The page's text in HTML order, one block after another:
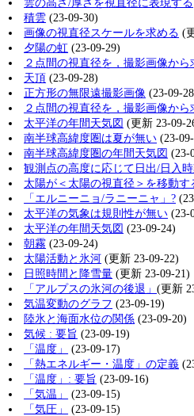
積雲 (23-09-30)
画像の視直径スケールを求める (
夕陽の虹 (23-09-29)
２点間の視直径を，撮影画像から
天頂 (23-09-28)
正方形の無限遠撮影画像 (23-09-
２点間の視直径を，撮影画像から
太平洋の年間天気図 (更新 23-09-
南半球高緯度圏は夏が無い (23-
南半球高緯度圏の年間天気図 (23-
観測点の高度に応じて日出/日入
太陽が＜太陽の視直径＞を移動す
「エルニーニョ/ラニーニャ」?
太平洋の気象は規則性が無い (23-
太平洋の年間天気図 (23-09-24)
朝霧 (23-09-24)
太陽活動と氷河 (更新 23-09-22)
日照時間と降雪量 (更新 23-09-21)
「アルプスの氷河の後退」(更新
気温変動のグラフ (23-09-19)
陸氷と海面水位の関係 (23-09-20)
気候 : 要旨 (23-09-19)
「温度」
(23-09-17)
「熱エネルギー・温度」の定義
「温度」: 要旨 (23-09-16)
「気温」
(23-09-15)
「気圧」
(23-09-15)